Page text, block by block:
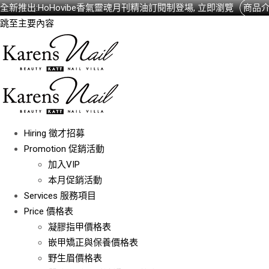
全新推出:HoHovibe香氣靈魂月刊精油訂閱制登場, 立即瀏覽 商品
跳至主要內容
Hiring 徵才招募
Promotion 促銷活動
加入VIP
本月促銷活動
Services 服務項目
Price 價格表
凝膠指甲價格表
嵌甲矯正與保養價格表
野生眉價格表